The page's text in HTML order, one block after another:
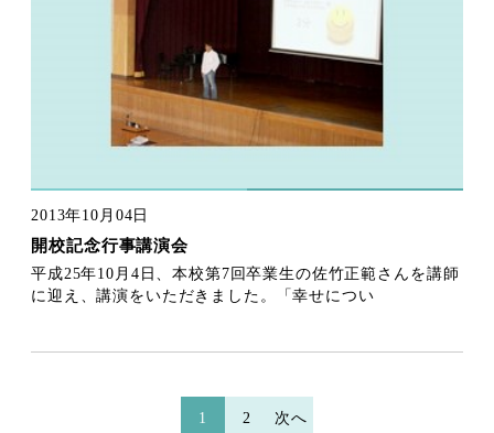
2013年10月04日
開校記念行事講演会
平成25年10月4日、本校第7回卒業生の佐竹正範さんを講師
に迎え、講演をいただきました。「幸せについ
1 2 次へ